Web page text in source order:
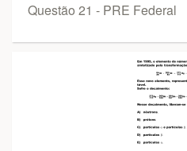
Questão 21 - PRE Federal